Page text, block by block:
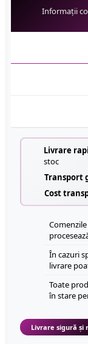
Informații
Livrare
stoc
Transport
Cost
În cazuri
livrare
Toate
în stare
Livrare sigură și